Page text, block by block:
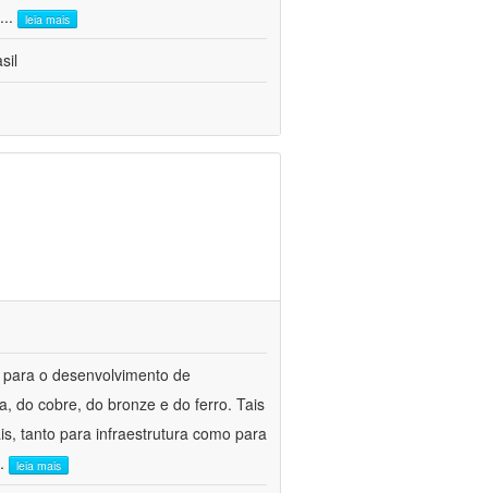
... leia mais
o desenvolvimento de
do cobre, do bronze e do ferro. Tais
tanto para infraestrutura como para
leia mais